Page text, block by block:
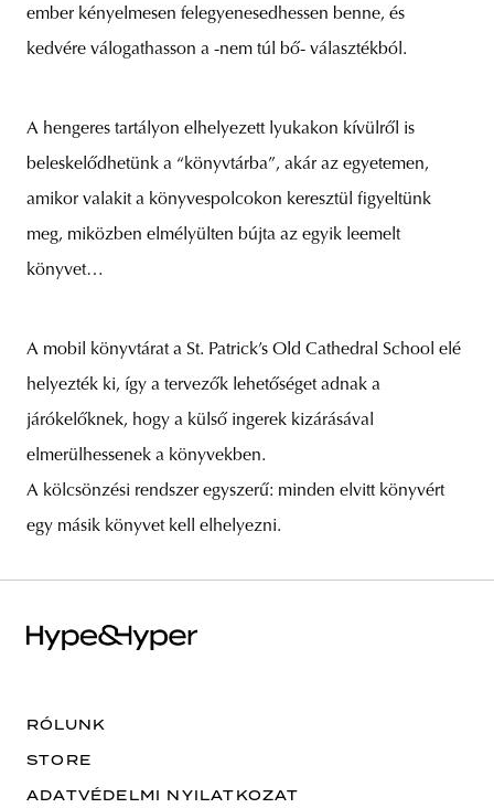
ember kényelmesen felegyenesedhessen benne, és
kedvére válogathasson a -nem túl bő- választékból.
A hengeres tartályon elhelyezett lyukakon kívülről is
beleskelődhetünk a “könyvtárba”, akár az egyetemen,
amikor valakit a könyvespolcokon keresztül figyeltünk
meg, miközben elmélyülten bújta az egyik leemelt
könyvet…
A mobil könyvtárat a St. Patrick’s Old Cathedral School elé
helyezték ki, így a tervezők lehetőséget adnak a
járókelőknek, hogy a külső ingerek kizárásával
elmerülhessenek a könyvekben.
A kölcsönzési rendszer egyszerű: minden elvitt könyvért
egy másik könyvet kell elhelyezni.
RÓLUNK
STORE
ADATVÉDELMI NYILATKOZAT